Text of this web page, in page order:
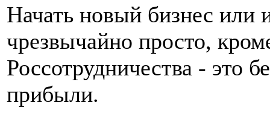
Начать новый бизнес или
чрезвычайно просто,
Россотрудничества - это
прибыли.